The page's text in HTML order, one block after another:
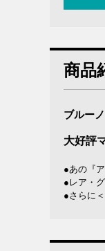
商品
ブルー
大好評
●あの『
●レア・
●さらに